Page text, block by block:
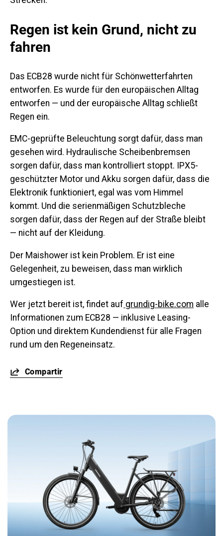
Regen ist kein Grund, nicht zu
fahren
Das ECB28 wurde nicht für Schönwetterfahrten
entworfen. Es wurde für den europäischen Alltag
entworfen — und der europäische Alltag schließt
Regen ein.
EMC-geprüfte Beleuchtung sorgt dafür, dass man
gesehen wird. Hydraulische Scheibenbremsen
sorgen dafür, dass man kontrolliert stoppt. IPX5-
geschützter Motor und Akku sorgen dafür, dass die
Elektronik funktioniert, egal was vom Himmel
kommt. Und die serienmäßigen Schutzbleche
sorgen dafür, dass der Regen auf der Straße bleibt
— nicht auf der Kleidung.
Der Maishower ist kein Problem. Er ist eine
Gelegenheit, zu beweisen, dass man wirklich
umgestiegen ist.
Wer jetzt bereit ist, findet auf grundig-bike.com alle
Informationen zum ECB28 — inklusive Leasing-
Option und direktem Kundendienst für alle Fragen
rund um den Regeneinsatz.
Compartir